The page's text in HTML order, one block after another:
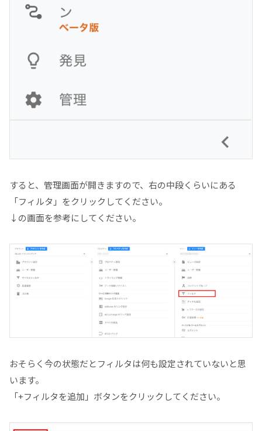
すると、管理画面が開きますので、右の中段くらいにある
「フィルタ」をクリックしてください。
↓の画面を参考にしてください。
おそらく今の状態だとフィルタは何も設定されていないと思
います。
「+フィルタを追加」ボタンをクリックしてください。